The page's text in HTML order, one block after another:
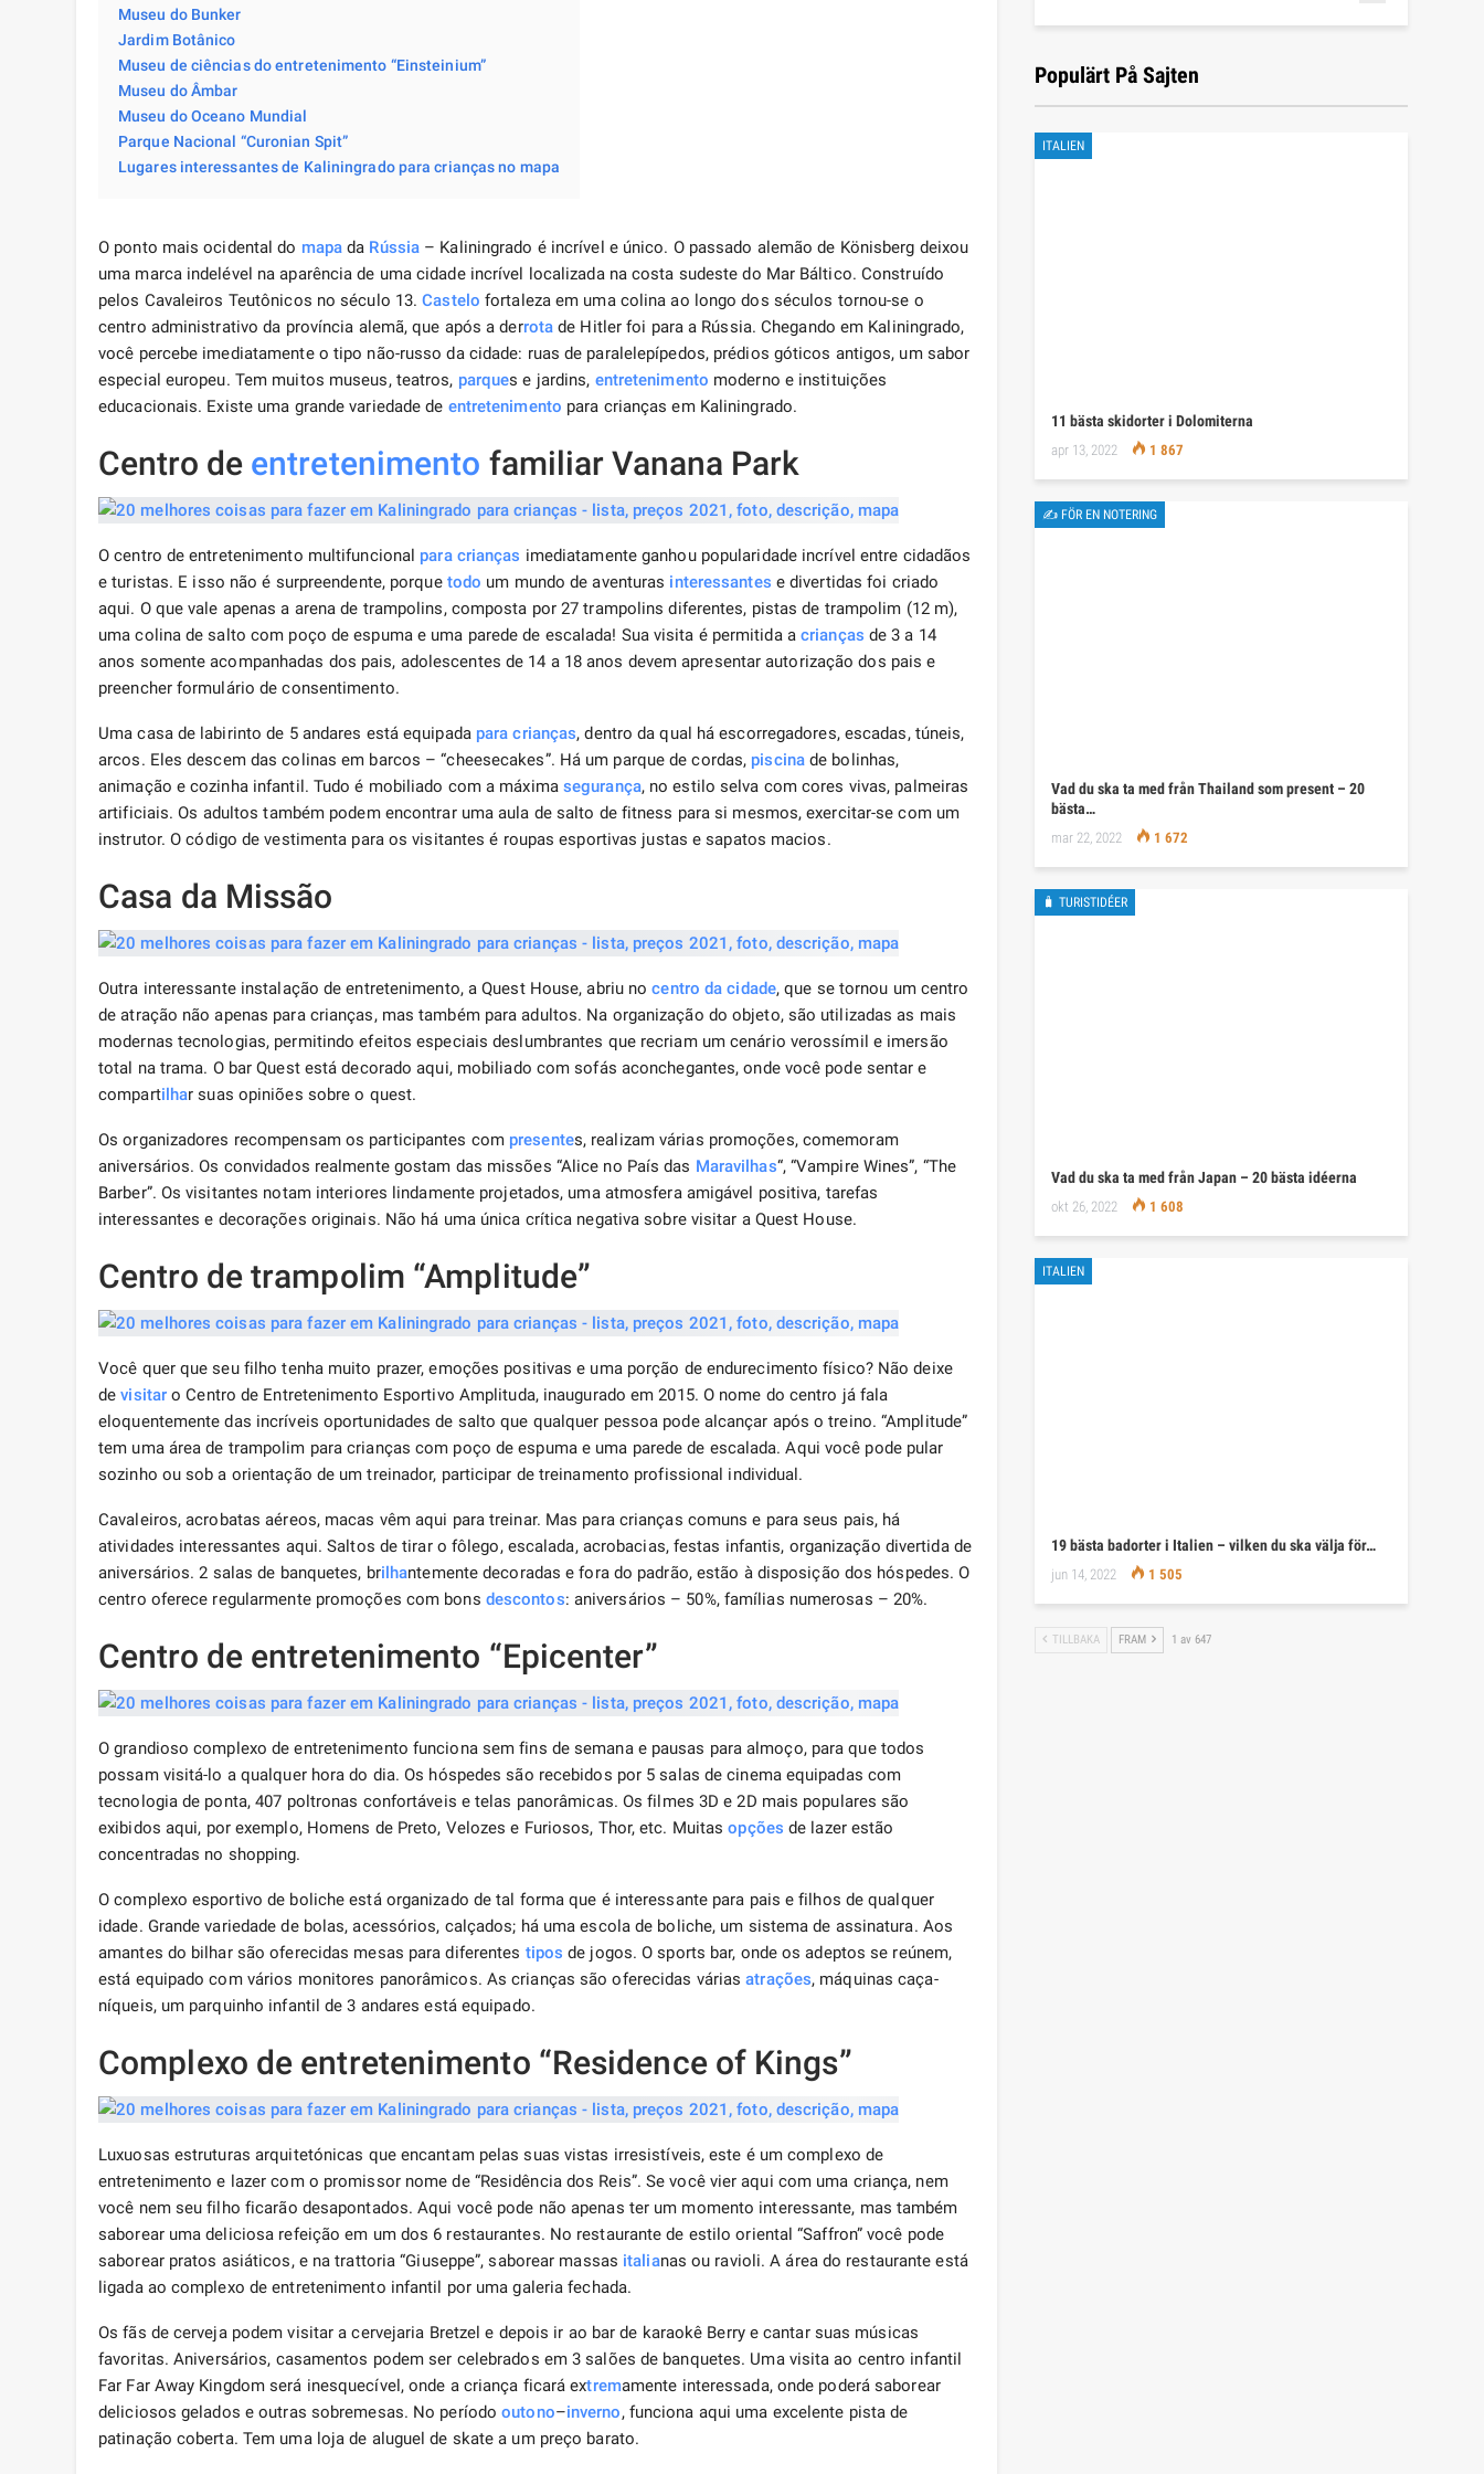
Museu do Bunker
Jardim Botânico
Museu de ciências do entretenimento “Einsteinium”
Museu do Âmbar
Museu do Oceano Mundial
Parque Nacional “Curonian Spit”
Lugares interessantes de Kaliningrado para crianças no mapa
O ponto mais ocidental do mapa da Rússia – Kaliningrado é incrível e único. O passado alemão de Könisberg deixou
uma marca indelével na aparência de uma cidade incrível localizada na costa sudeste do Mar Báltico. Construído
pelos Cavaleiros Teutônicos no século 13.Castelo fortaleza em uma colina ao longo dos séculos tornou-se o
centro administrativo da província alemã, que após a derrota de Hitler foi para a Rússia. Chegando em Kaliningrado,
você percebe imediatamente o tipo não-russo da cidade: ruas de paralelepípedos, prédios góticos antigos, um sabor
especial europeu. Tem muitos museus, teatros, parques e jardins, entretenimento moderno e instituições
educacionais. Existe uma grande variedade de entretenimento para crianças em Kaliningrado.
Centro de entretenimento familiar Vanana Park
O centro de entretenimento multifuncional para crianças imediatamente ganhou popularidade incrível entre cidadãos
e turistas. E isso não é surpreendente, porque todo um mundo de aventuras interessantes e divertidas foi criado
aqui. O que vale apenas a arena de trampolins, composta por 27 trampolins diferentes, pistas de trampolim (12 m),
uma colina de salto com poço de espuma e uma parede de escalada! Sua visita é permitida a crianças de 3 a 14
anos somente acompanhadas dos pais, adolescentes de 14 a 18 anos devem apresentar autorização dos pais e
preencher formulário de consentimento.
Uma casa de labirinto de 5 andares está equipada para crianças, dentro da qual há escorregadores, escadas, túneis,
arcos. Eles descem das colinas em barcos – “cheesecakes”. Há um parque de cordas, piscinade bolinhas,
animação e cozinha infantil. Tudo é mobiliado com a máxima segurança, no estilo selva com cores vivas, palmeiras
artificiais. Os adultos também podem encontrar uma aula de salto de fitness para si mesmos, exercitar-se com um
instrutor. O código de vestimenta para os visitantes é roupas esportivas justas e sapatos macios.
Casa da Missão
Outra interessante instalação de entretenimento, a Quest House, abriu nocentro da cidade, que se tornou um centro
de atração não apenas para crianças, mas também para adultos. Na organização do objeto, são utilizadas as mais
modernas tecnologias, permitindo efeitos especiais deslumbrantes que recriam um cenário verossímil e imersão
total na trama. O bar Quest está decorado aqui, mobiliado com sofás aconchegantes, onde você pode sentar e
compartilhar suas opiniões sobre o quest.
Os organizadores recompensam os participantes com presentes, realizam várias promoções, comemoram
aniversários. Os convidados realmente gostam das missões “Alice no País das Maravilhas“, “Vampire Wines”, “The
Barber”. Os visitantes notam interiores lindamente projetados, uma atmosfera amigável positiva, tarefas
interessantes e decorações originais. Não há uma única crítica negativa sobre visitar a Quest House.
Centro de trampolim “Amplitude”
Você quer que seu filho tenha muito prazer, emoções positivas e uma porção de endurecimento físico? Não deixe
devisitar o Centro de Entretenimento Esportivo Amplituda, inaugurado em 2015. O nome do centro já fala
eloquentemente das incríveis oportunidades de salto que qualquer pessoa pode alcançar após o treino. “Amplitude”
tem uma área de trampolim para crianças com poço de espuma e uma parede de escalada. Aqui você pode pular
sozinho ou sob a orientação de um treinador, participar de treinamento profissional individual.
Cavaleiros, acrobatas aéreos, macas vêm aqui para treinar. Mas para crianças comuns e para seus pais, há
atividades interessantes aqui. Saltos de tirar o fôlego, escalada, acrobacias, festas infantis, organização divertida de
aniversários. 2 salas de banquetes, brilhantemente decoradas e fora do padrão, estão à disposição dos hóspedes. O
centro oferece regularmente promoções com bons descontos: aniversários – 50%, famílias numerosas – 20%.
Centro de entretenimento “Epicenter”
O grandioso complexo de entretenimento funciona sem fins de semana e pausas para almoço, para que todos
possam visitá-lo a qualquer hora do dia. Os hóspedes são recebidos por 5 salas de cinema equipadas com
tecnologia de ponta, 407 poltronas confortáveis ​​e telas panorâmicas. Os filmes 3D e 2D mais populares são
exibidos aqui, por exemplo, Homens de Preto, Velozes e Furiosos, Thor, etc. Muitasopções de lazer estão
concentradas no shopping.
O complexo esportivo de boliche está organizado de tal forma que é interessante para pais e filhos de qualquer
idade. Grande variedade de bolas, acessórios, calçados; há uma escola de boliche, um sistema de assinatura. Aos
amantes do bilhar são oferecidas mesas para diferentes tipos de jogos. O sports bar, onde os adeptos se reúnem,
está equipado com vários monitores panorâmicos. As crianças são oferecidas váriasatrações, máquinas caça-
níqueis, um parquinho infantil de 3 andares está equipado.
Complexo de entretenimento “Residence of Kings”
Luxuosas estruturas arquitetónicas que encantam pelas suas vistas irresistíveis, este é um complexo de
entretenimento e lazer com o promissor nome de “Residência dos Reis”. Se você vier aqui com uma criança, nem
você nem seu filho ficarão desapontados. Aqui você pode não apenas ter um momento interessante, mas também
saborear uma deliciosa refeição em um dos 6 restaurantes. No restaurante de estilo oriental “Saffron” você pode
saborear pratos asiáticos, e na trattoria “Giuseppe”, saborear massas italianas ou ravioli. A área do restaurante está
ligada ao complexo de entretenimento infantil por uma galeria fechada.
Os fãs de cerveja podem visitar a cervejaria Bretzel e depois ir ao bar de karaokê Berry e cantar suas músicas
favoritas. Aniversários, casamentos podem ser celebrados em 3 salões de banquetes. Uma visita ao centro infantil
Far Far Away Kingdom será inesquecível, onde a criança ficará extremamente interessada, onde poderá saborear
deliciosos gelados e outras sobremesas. No períodooutono–inverno, funciona aqui uma excelente pista de
patinação coberta. Tem uma loja de aluguel de skate a um preço barato.
Populärt På Sajten
ITALIEN
11 bästa skidorter i Dolomiterna
apr 13, 2022 1 867
✍ FÖR EN NOTERING
Vad du ska ta med från Thailand som present – 20
bästa…
mar 22, 2022 1 672
🧳 TURISTIDÉER
Vad du ska ta med från Japan – 20 bästa idéerna
okt 26, 2022 1 608
ITALIEN
19 bästa badorter i Italien – vilken du ska välja för…
jun 14, 2022 1 505
TILLBAKA FRAM 1 av 647